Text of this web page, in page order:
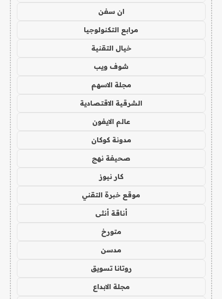
ان سفن
مرابع التكنولوجيا
خيال التقنية
شوف ويب
مجلة الاسهم
الشرقية الاقتصادية
عالم الايفون
مدونة كوكان
صحيفة نهج
كار نيوز
موقع خبرة التقني
أناقة أنثى
متورخ
مدسن
روتانا تسويق
مجلة الابداع